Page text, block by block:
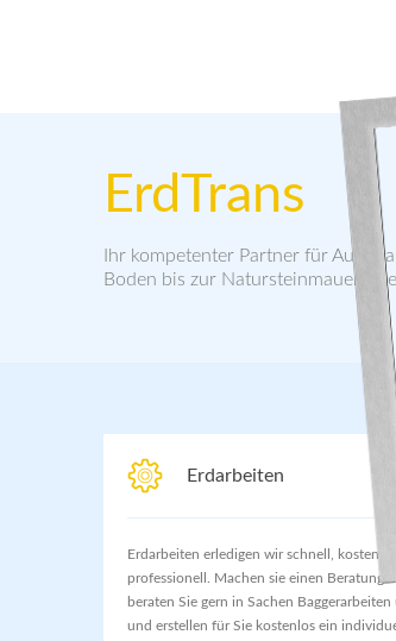
ErdTrans
Ihr kompetenter Partner für
Boden bis zur Natursteinmauer,
Erdarbeiten
Erdarbeiten erledigen wir schnell,
professionell. Machen sie einen
beraten Sie gern in Sachen
und erstellen für Sie kostenlos ein